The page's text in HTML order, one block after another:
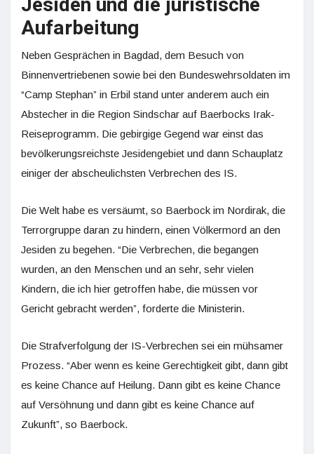
Aufarbeitung
Neben Gesprächen in Bagdad, dem Besuch von
Binnenvertriebenen sowie bei den Bundeswehrsoldaten im
“Camp Stephan” in Erbil stand unter anderem auch ein
Abstecher in die Region Sindschar auf Baerbocks Irak-
Reiseprogramm. Die gebirgige Gegend war einst das
bevölkerungsreichste Jesidengebiet und dann Schauplatz
einiger der abscheulichsten Verbrechen des IS.
Die Welt habe es versäumt, so Baerbock im Nordirak, die
Terrorgruppe daran zu hindern, einen Völkermord an den
Jesiden zu begehen. “Die Verbrechen, die begangen
wurden, an den Menschen und an sehr, sehr vielen
Kindern, die ich hier getroffen habe, die müssen vor
Gericht gebracht werden”, forderte die Ministerin.
Die Strafverfolgung der IS-Verbrechen sei ein mühsamer
Prozess. “Aber wenn es keine Gerechtigkeit gibt, dann gibt
es keine Chance auf Heilung. Dann gibt es keine Chance
auf Versöhnung und dann gibt es keine Chance auf
Zukunft”, so Baerbock.